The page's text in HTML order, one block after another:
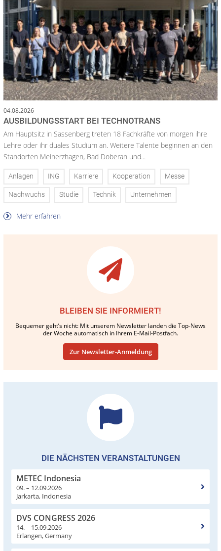
04.08.2026
AUSBILDUNGSSTART BEI TECHNOTRANS
Am Hauptsitz in Sassenberg treten 18 Fachkräfte von morgen ihre
Lehre oder ihr duales Studium an. Weitere Talente beginnen an den
Standorten Meinerzhagen, Bad Doberan und...
Anlagen ING Karriere Kooperation Messe
Nachwuchs Studie Technik Unternehmen
Mehr erfahren
BLEIBEN SIE INFORMIERT!
Bequemer geht’s nicht: Mit unserem Newsletter landen die Top-News
der Woche automatisch in Ihrem E-Mail-Postfach.
Zur Newsletter-Anmeldung
DIE NÄCHSTEN VERANSTALTUNGEN
METEC Indonesia
09. – 12.09.2026
Jarkarta, Indonesia
DVS CONGRESS 2026
14. – 15.09.2026
Erlangen, Germany